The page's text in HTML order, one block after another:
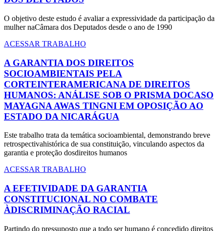
O objetivo deste estudo é avaliar a expressividade da participação da
mulher naCâmara dos Deputados desde o ano de 1990
ACESSAR TRABALHO
A GARANTIA DOS DIREITOS
SOCIOAMBIENTAIS PELA
CORTEINTERAMERICANA DE DIREITOS
HUMANOS: ANÁLISE SOB O PRISMA DOCASO
MAYAGNA AWAS TINGNI EM OPOSIÇÃO AO
ESTADO DA NICARÁGUA
Este trabalho trata da temática socioambiental, demonstrando breve
retrospectivahistórica de sua constituição, vinculando aspectos da
garantia e proteção dosdireitos humanos
ACESSAR TRABALHO
A EFETIVIDADE DA GARANTIA
CONSTITUCIONAL NO COMBATE
ÀDISCRIMINAÇÃO RACIAL
Partindo do pressuposto que a todo ser humano é concedido direitos